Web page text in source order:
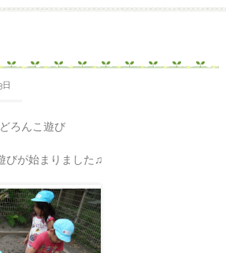
ろんこ遊び
びが始まりました♫